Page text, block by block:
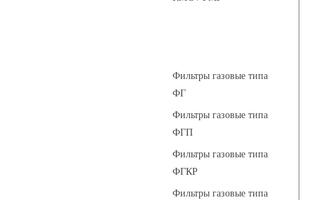
Фильтры газовые типа
ФГ
Фильтры газовые типа
ФГП
Фильтры газовые типа
ФГКР
Фильтры газовые типа